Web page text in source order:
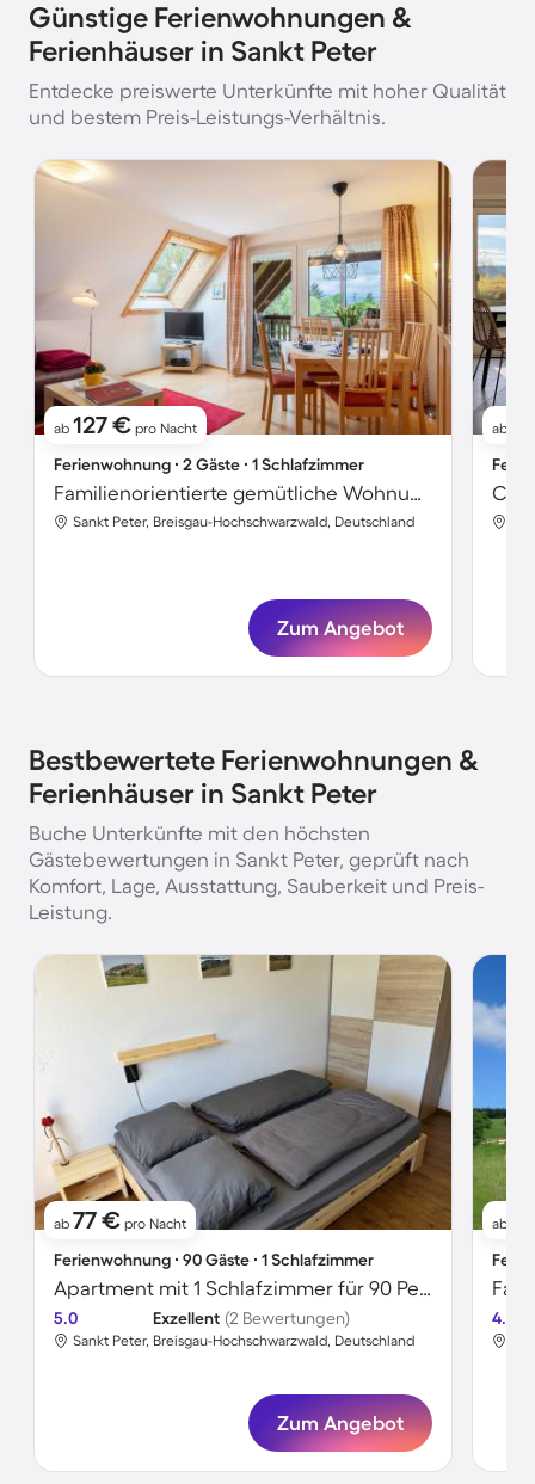
Günstige Ferienwohnungen &
Ferienhäuser in Sankt Peter
Entdecke preiswerte Unterkünfte mit hoher Qualität
und bestem Preis-Leistungs-Verhältnis.
ab 127 € pro Nacht
Ferienwohnung ∙ 2 Gäste ∙ 1 Schlafzimmer
Familienorientierte gemütliche Wohnung mit Grill, Terrasse und Garten
Sankt Peter, Breisgau-Hochschwarzwald, Deutschland
Zum Angebot
ab
Bestbewertete Ferienwohnungen &
Ferienhäuser in Sankt Peter
Buche Unterkünfte mit den höchsten
Gästebewertungen in Sankt Peter, geprüft nach
Komfort, Lage, Ausstattung, Sauberkeit und Preis-
Leistung.
ab 77 € pro Nacht
Ferienwohnung ∙ 90 Gäste ∙ 1 Schlafzimmer
Apartment mit 1 Schlafzimmer für 90 Personen
5.0 Exzellent (2 Bewertungen)
Sankt Peter, Breisgau-Hochschwarzwald, Deutschland
Zum Angebot
ab
4.6